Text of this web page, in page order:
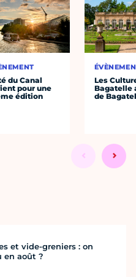
du Canal
pour une
édition
Les
Bagatelle
de
et vide-greniers : on
en août ?